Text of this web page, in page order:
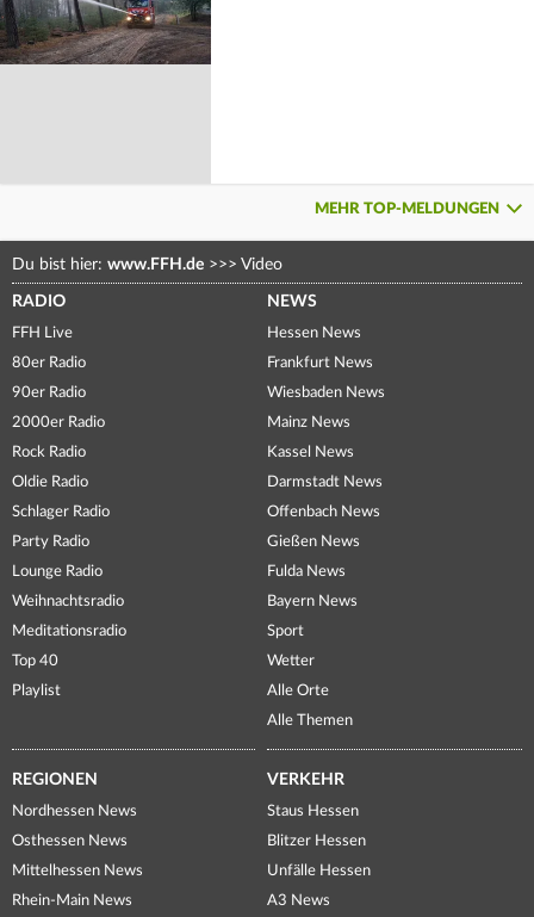
MEHR TOP-MELDUNGEN
Du bist hier: www.FFH.de >>> Video
RADIO
FFH Live
80er Radio
90er Radio
2000er Radio
Rock Radio
Oldie Radio
Schlager Radio
Party Radio
Lounge Radio
Weihnachtsradio
Meditationsradio
Top 40
Playlist
NEWS
Hessen News
Frankfurt News
Wiesbaden News
Mainz News
Kassel News
Darmstadt News
Offenbach News
Gießen News
Fulda News
Bayern News
Sport
Wetter
Alle Orte
Alle Themen
REGIONEN
Nordhessen News
Osthessen News
Mittelhessen News
Rhein-Main News
VERKEHR
Staus Hessen
Blitzer Hessen
Unfälle Hessen
A3 News